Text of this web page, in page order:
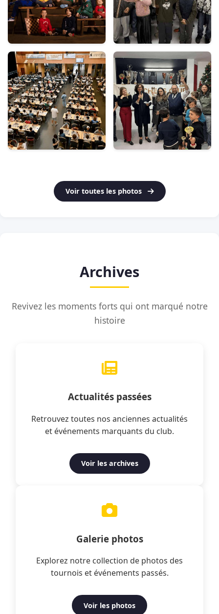
Voir toutes les photos
Archives
Revivez les moments forts qui ont marqué notre
histoire
Actualités passées
Retrouvez toutes nos anciennes actualités
et événements marquants du club.
Voir les archives
Galerie photos
Explorez notre collection de photos des
tournois et événements passés.
Voir les photos